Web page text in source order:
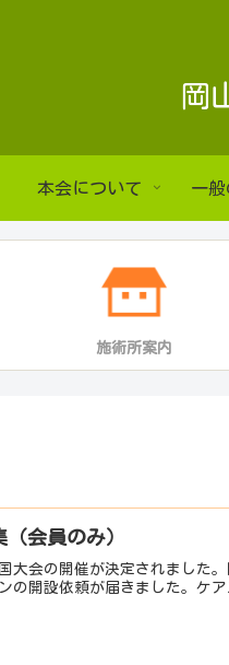
岡
本会について 一
施術所案内
会員のみ）
大会の開催が決定されました
の開設依頼が届きました。ケ